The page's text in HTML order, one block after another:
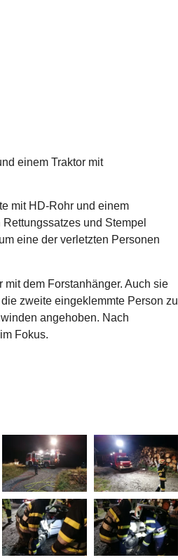
einem Traktor mit
mit HD-Rohr und einem
und Stempel
eine der verletzten Personen
dem Forstanhänger. Auch sie
zweite eingeklemmte Person zu
angehoben. Nach
Fokus.